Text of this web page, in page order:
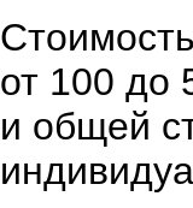
от 100 до
и общей